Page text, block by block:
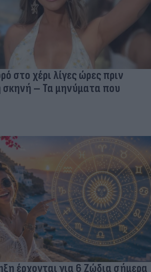
στο χέρι λίγες ώρες πριν
σκηνή – Τα μηνύματα που
έρχονται για 6 Ζώδια σήμερα